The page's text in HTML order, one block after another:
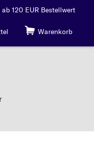
120 EUR Bestellwert
Warenkorb